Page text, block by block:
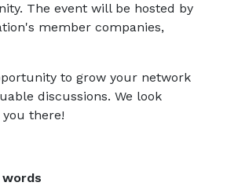
The event will be hosted by
member companies,
to grow your network
discussions. We look
there!
words